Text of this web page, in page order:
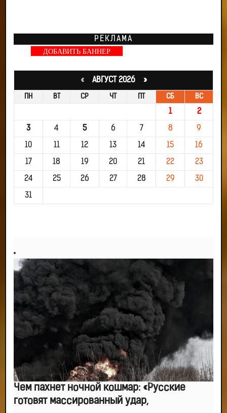
РЕКЛАМА
ДОБАВИТЬ БАННЕР
«АВГУСТ 2026 »
ПН ВТ СР ЧТ СБ ВС
1 2
3 4 5 6 7 8 9
10 11 12 13 14 15 16
17 18 19 20 21 22 23
24 25 26 27 28 29 30
31
Чем пахнет ночной кошмар: «Русские
готовят массированный удар,